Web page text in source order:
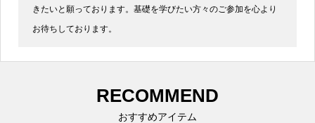
きたいと願っております。基礎を学びたい方々のご参加を心より
お待ちしております。
RECOMMEND
おすすめアイテム